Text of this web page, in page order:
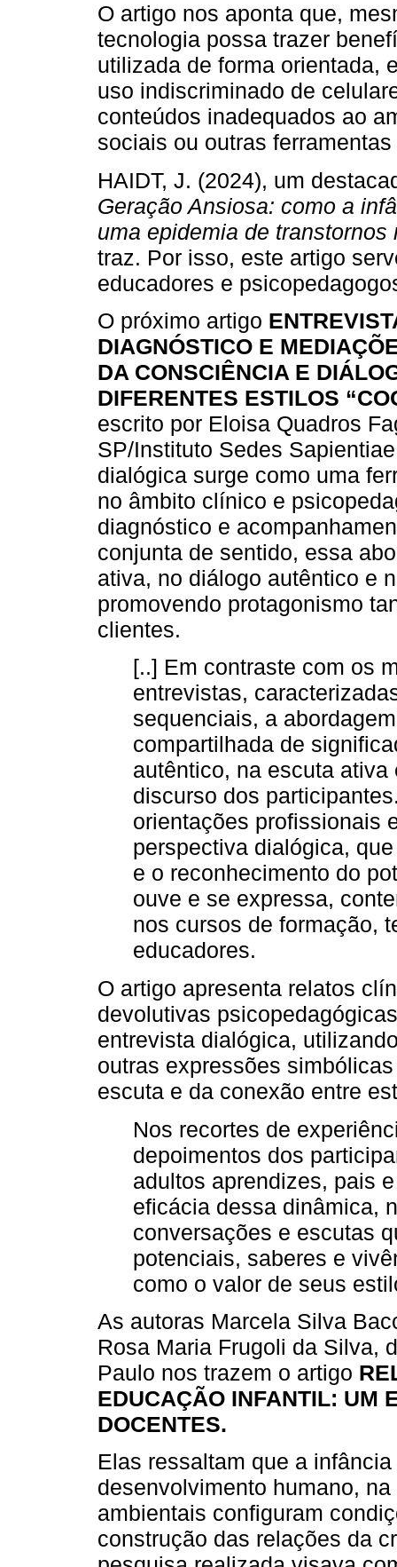
O artigo nos aponta que,
tecnologia possa trazer
utilizada de forma orientada,
uso indiscriminado de
conteúdos inadequados ao
sociais ou outras
HAIDT, J. (2024), um
Geração Ansiosa: como a
uma epidemia de transtornos
traz. Por isso, este artigo
educadores e
O próximo artigo
DIAGNÓSTICO E
DA CONSCIÊNCIA E
DIFERENTES ESTILOS
escrito por Eloisa Quadros
SP/Instituto Sedes
dialógica surge como uma
no âmbito clínico e
diagnóstico e
conjunta de sentido, essa
ativa, no diálogo autêntico e
promovendo protagonismo
clientes.
[..] Em contraste com os
entrevistas,
sequenciais, a
compartilhada de
autêntico, na escuta
discurso dos
orientações profissionais
perspectiva dialógica,
e o reconhecimento do
ouve e se expressa,
nos cursos de formação,
educadores.
O artigo apresenta relatos
devolutivas
entrevista dialógica,
outras expressões
escuta e da conexão entre
Nos recortes de
depoimentos dos
adultos aprendizes, pais
eficácia dessa dinâmica,
conversações e escutas
potenciais, saberes e
como o valor de seus
As autoras Marcela Silva
Rosa Maria Frugoli da Silva,
Paulo nos trazem o artigo
EDUCAÇÃO INFANTIL: UM
DOCENTES.
Elas ressaltam que a
desenvolvimento humano,
ambientais configuram
construção das relações da